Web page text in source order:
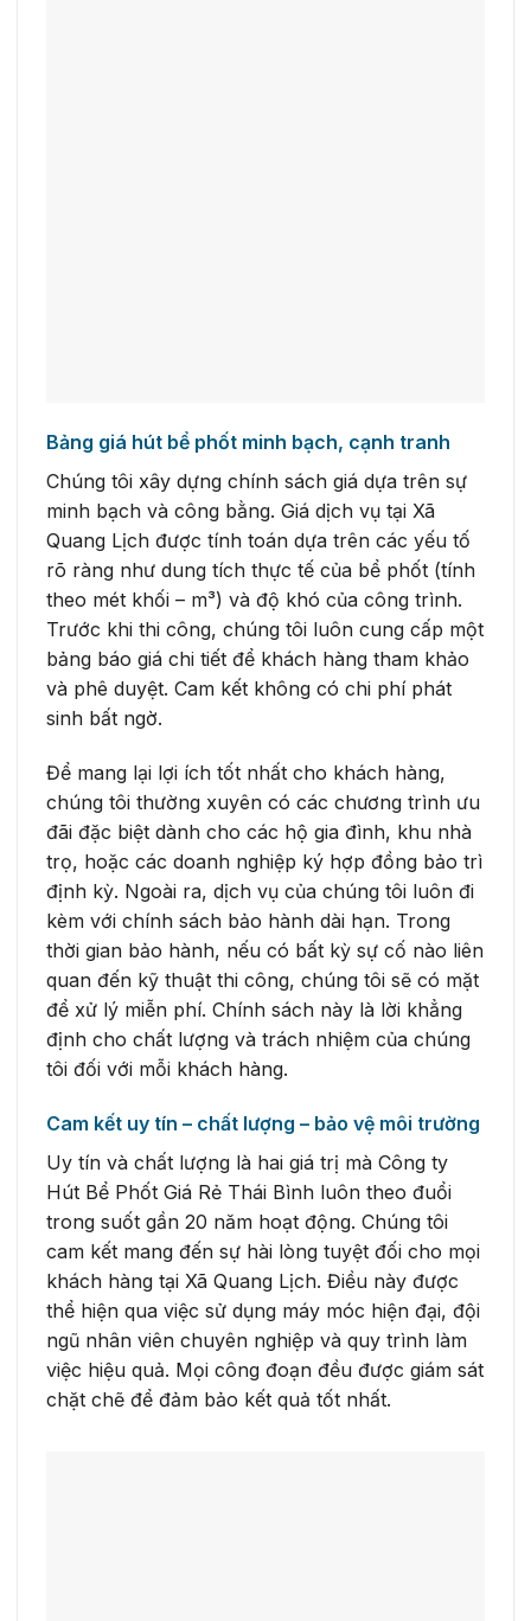
Bảng giá hút bể phốt minh bạch, cạnh tranh
Chúng tôi xây dựng chính sách giá dựa trên sự
minh bạch và công bằng. Giá dịch vụ tại Xã
Quang Lịch được tính toán dựa trên các yếu tố
rõ ràng như dung tích thực tế của bể phốt (tính
theo mét khối – m³) và độ khó của công trình.
Trước khi thi công, chúng tôi luôn cung cấp một
bảng báo giá chi tiết để khách hàng tham khảo
và phê duyệt. Cam kết không có chi phí phát
sinh bất ngờ.
Để mang lại lợi ích tốt nhất cho khách hàng,
chúng tôi thường xuyên có các chương trình ưu
đãi đặc biệt dành cho các hộ gia đình, khu nhà
trọ, hoặc các doanh nghiệp ký hợp đồng bảo trì
định kỳ. Ngoài ra, dịch vụ của chúng tôi luôn đi
kèm với chính sách bảo hành dài hạn. Trong
thời gian bảo hành, nếu có bất kỳ sự cố nào liên
quan đến kỹ thuật thi công, chúng tôi sẽ có mặt
để xử lý miễn phí. Chính sách này là lời khẳng
định cho chất lượng và trách nhiệm của chúng
tôi đối với mỗi khách hàng.
Cam kết uy tín – chất lượng – bảo vệ môi trường
Uy tín và chất lượng là hai giá trị mà Công ty
Hút Bể Phốt Giá Rẻ Thái Bình luôn theo đuổi
trong suốt gần 20 năm hoạt động. Chúng tôi
cam kết mang đến sự hài lòng tuyệt đối cho mọi
khách hàng tại Xã Quang Lịch. Điều này được
thể hiện qua việc sử dụng máy móc hiện đại, đội
ngũ nhân viên chuyên nghiệp và quy trình làm
việc hiệu quả. Mọi công đoạn đều được giám sát
chặt chẽ để đảm bảo kết quả tốt nhất.